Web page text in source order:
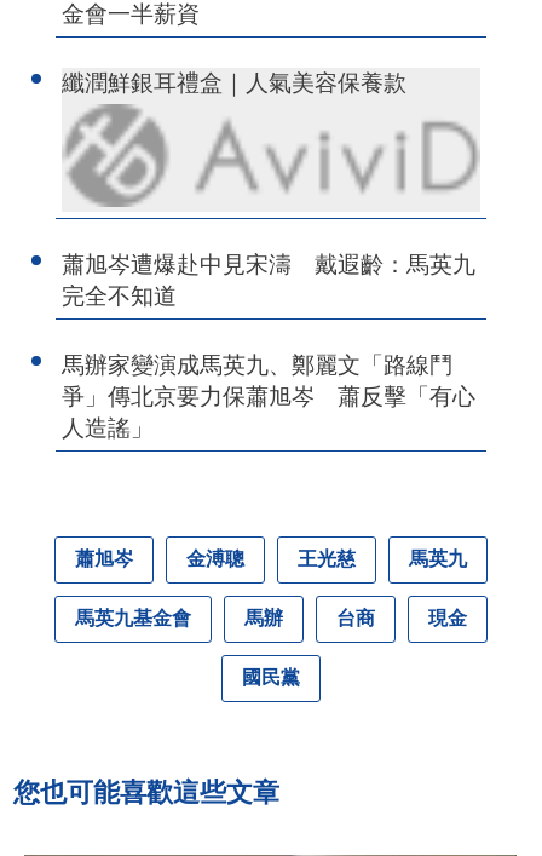
金會一半薪資
纖潤鮮銀耳禮盒｜人氣美容保養款
蕭旭岑遭爆赴中見宋濤 戴遐齡：馬英九
完全不知道
馬辦家變演成馬英九、鄭麗文「路線鬥
爭」傳北京要力保蕭旭岑 蕭反擊「有心
人造謠」
蕭旭岑 金溥聰 王光慈 馬英九
馬英九基金會 馬辦 台商 現金
國民黨
您也可能喜歡這些文章